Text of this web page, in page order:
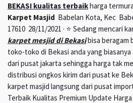
BEKASI kualitas terbaikharga
Karpet Masjid Babelan Kota, Kec
17610 28/11/2021 · ⭐ Sedang mencari
karpet mesjid di Bekasibisa beragam
toko-toko di Bekasi anda yang biasanya
dari pusat jakarta sehingga harga tak
distribusi ongkos kirim dari pusat ke
karpet masjid langsung dari pusat
Terbaik Kualitas Premium Update Harga